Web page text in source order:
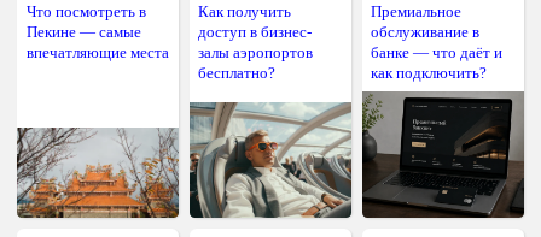
Что посмотреть в
Пекине — самые
впечатляющие места
Как получить
доступ в бизнес-
залы аэропортов
бесплатно?
Премиальное
обслуживание в
банке — что даёт и
как подключить?